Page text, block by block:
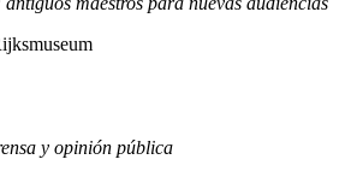
y opinión pública